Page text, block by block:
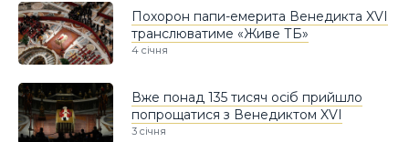
Похорон папи-емерита Венедикта XVI
транслюватиме «Живе ТБ»
4 січня
Вже понад 135 тисяч осіб прийшло
попрощатися з Венедиктом XVI
3 січня